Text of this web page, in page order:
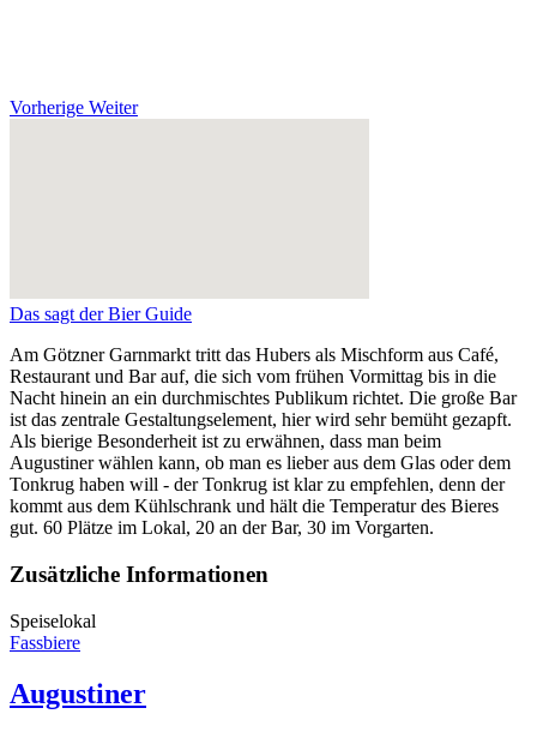
Vorherige Weiter
Das sagt der Bier Guide
Am Götzner Garnmarkt tritt das Hubers als Mischform aus Café,
Restaurant und Bar auf, die sich vom frühen Vormittag bis in die
Nacht hinein an ein durchmischtes Publikum richtet. Die große Bar
ist das zentrale Gestaltungselement, hier wird sehr bemüht gezapft.
Als bierige Besonderheit ist zu erwähnen, dass man beim
Augustiner wählen kann, ob man es lieber aus dem Glas oder dem
Tonkrug haben will - der Tonkrug ist klar zu empfehlen, denn der
kommt aus dem Kühlschrank und hält die Temperatur des Bieres
gut. 60 Plätze im Lokal, 20 an der Bar, 30 im Vorgarten.
Zusätzliche Informationen
Speiselokal
Fassbiere
Augustiner